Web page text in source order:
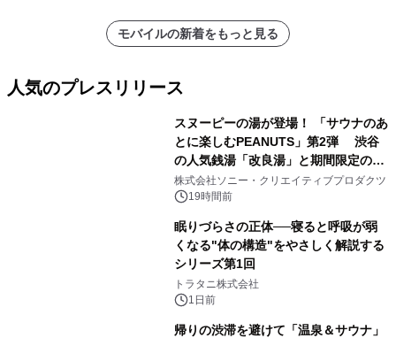
モバイルの新着をもっと見る
人気のプレスリリース
スヌーピーの湯が登場！ 「サウナのあ
とに楽しむPEANUTS」第2弾 渋谷
の人気銭湯「改良湯」と期間限定のコ
ラボレーション サウナイキタイコラ
ボグッズも発売決定！
株式会社ソニー・クリエイティブプロダクツ
19時間前
眠りづらさの正体──寝ると呼吸が弱
くなる"体の構造"をやさしく解説する
シリーズ第1回
トラタニ株式会社
1日前
帰りの渋滞を避けて「温泉＆サウナ」